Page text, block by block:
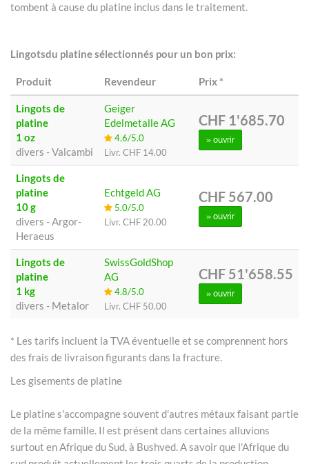
tombent à cause du platine inclus dans le traitement.
Lingotsdu platine sélectionnés pour un bon prix:
Produit Revendeur Prix*
Lingots de
platine
1 oz
divers - Valcambi
Geiger
Edelmetalle AG
4.6/5.0
Livr. CHF 14.00
CHF 1'685.70
» ouvrir
Lingots de
platine
10 g
divers - Argor-
Heraeus
Echtgeld AG
5.0/5.0
Livr. CHF 20.00
CHF 567.00
» ouvrir
Lingots de
platine
1 kg
divers - Metalor
SwissGoldShop
AG
4.8/5.0
Livr. CHF 50.00
CHF 51'658.55
» ouvrir
* Les tarifs incluent la TVA éventuelle et se comprennent hors
des frais de livraison figurants dans la fracture.
Les gisements de platine
Le platine s'accompagne souvent d'autres métaux faisant partie
de la même famille. Il est présent dans certaines alluvions
surtout en Afrique du Sud, à Bushved. A savoir que l'Afrique du